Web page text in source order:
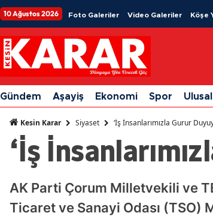
10 Ağustos 2026 Foto Galeriler Video Galeriler Köşe
Gündem Aşayiş Ekonomi Spor Ulusal
Kesin Karar Siyaset ‘İş İnsanlarımızla Gurur
‘İş
AK Parti Çorum Milletvekili ve
Ticaret ve Sanayi Odası (TSO)